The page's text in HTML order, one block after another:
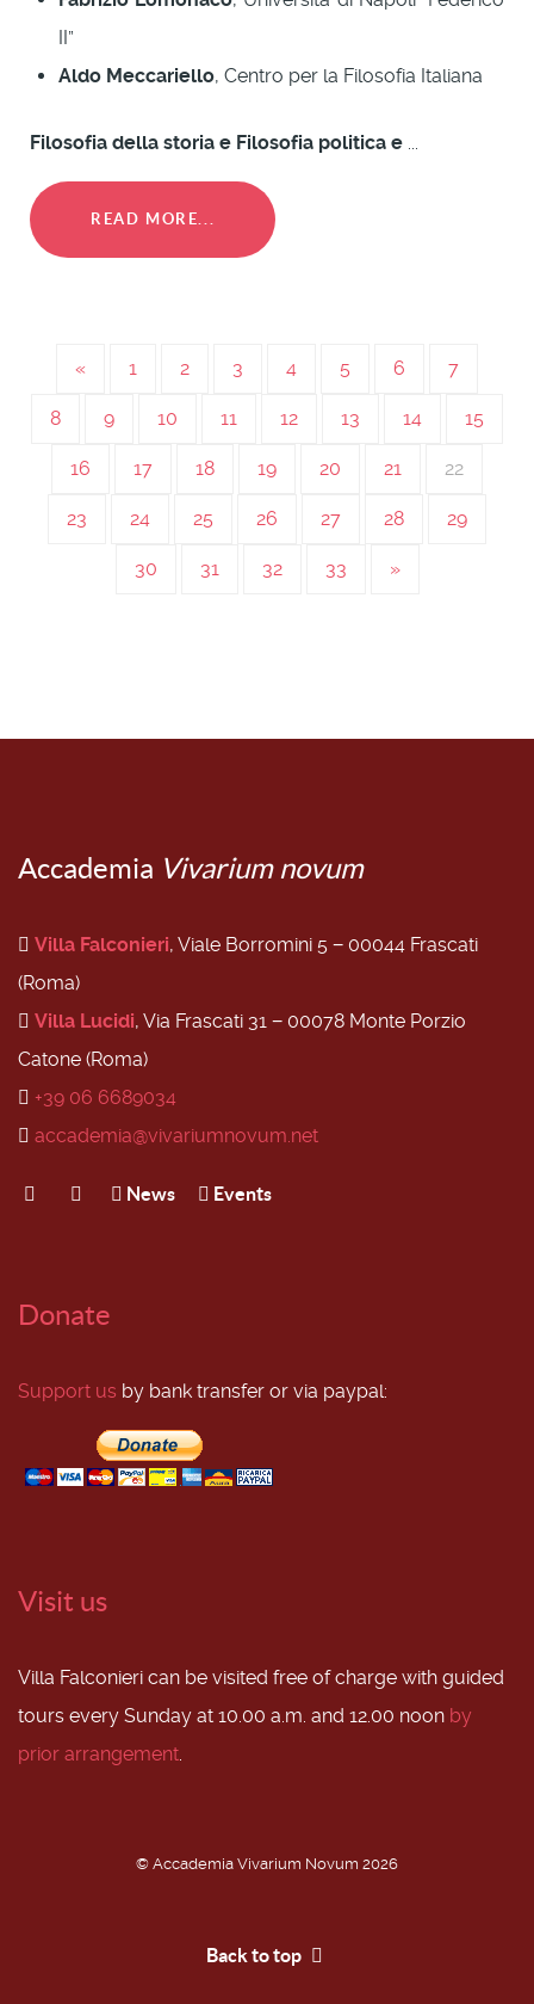
II”
Aldo Meccariello, Centro per la Filosofia Italiana
Filosofia della storia e Filosofia politica e ...
READ MORE...
« 1 2 3 4 5 6 7
8 9 10 11 12 13 14 15
16 17 18 19 20 21 22
23 24 25 26 27 28 29
30 31 32 33 »
Accademia Vivarium novum
Villa Falconieri, Viale Borromini 5 − 00044 Frascati
(Roma)
Villa Lucidi, Via Frascati 31 − 00078 Monte Porzio
Catone (Roma)
+39 06 6689034
accademia@vivariumnovum.net
News Events
Donate
Support us by bank transfer or via paypal:
Visit us
Villa Falconieri can be visited free of charge with guided
tours every Sunday at 10.00 a.m. and 12.00 noon by
prior arrangement.
© Accademia Vivarium Novum 2026
Back to top